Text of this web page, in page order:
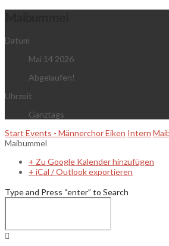
Datum
Mai 14 2026
Abgelaufen!
Uhrzeit
Ganztags
Start Events - Männerchor Eiken Intern
Maibummel
+ Zu Google Kalender hinzufügen
+ iCal / Outlook exportieren
Type and Press “enter” to Search